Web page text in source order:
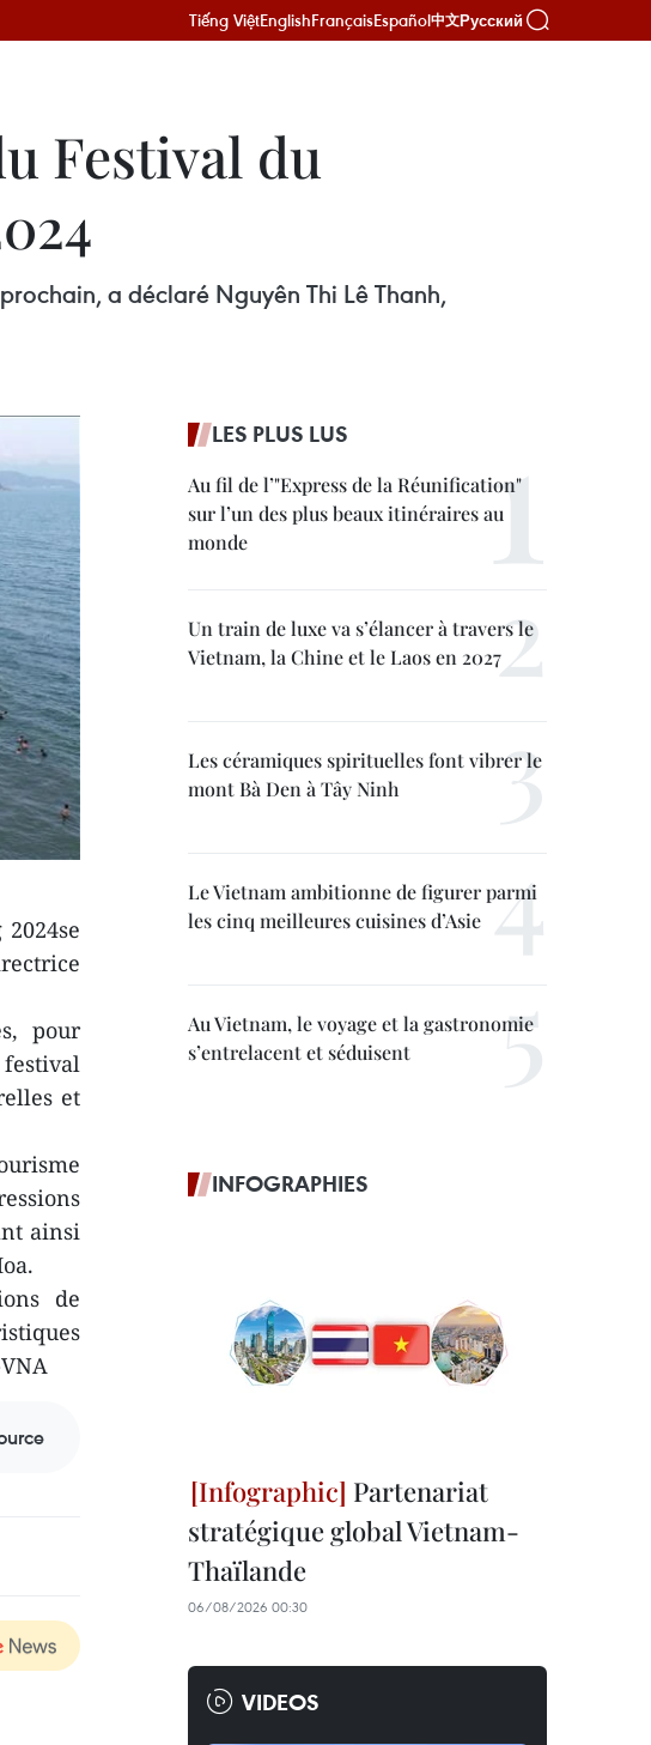
Tiếng ViệtEnglishFrançaisEspañol中文Русский
Festival du
a déclaré Nguyên Thi Lê Thanh,
pour
et
ainsi
de
LES PLUS LUS
Au fil de l’"Express de la Réunification"
sur l’un des plus beaux itinéraires au
monde
Un train de luxe va s’élancer à travers le
Vietnam, la Chine et le Laos en 2027
Les céramiques spirituelles font vibrer le
mont Bà Den à Tây Ninh
Le Vietnam ambitionne de figurer parmi
les cinq meilleures cuisines d’Asie
Au Vietnam, le voyage et la gastronomie
s’entrelacent et séduisent
INFOGRAPHIES
Partenariat
stratégique global Vietnam-
Thaïlande
06/08/2026 00:30
VIDEOS